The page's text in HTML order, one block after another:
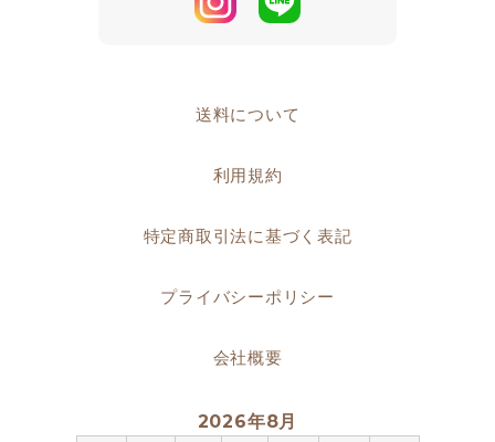
送料について
利用規約
特定商取引法に基づく表記
プライバシーポリシー
会社概要
2026年8月